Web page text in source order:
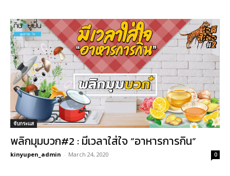
จับกระแส
พลิกมุมบวก#2 : มีเวลาใส่ใจ “อาหารการกิน”
kinyupen_admin - March 24, 2020 0